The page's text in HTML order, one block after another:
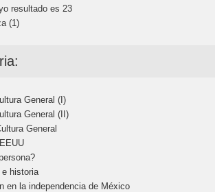
resultado es 23
(1)
General (I)
General (II)
General
historia
en la independencia de México